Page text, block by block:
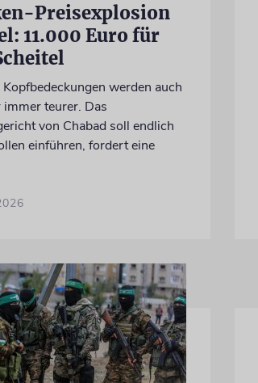
Preisexplosion
11.000 Euro für
werden auch
teurer. Das
von Chabad soll endlich
einführen, fordert eine